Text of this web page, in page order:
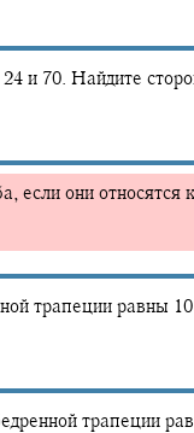
и 70. Найдите
если они относятся
трапеции равны
трапеции